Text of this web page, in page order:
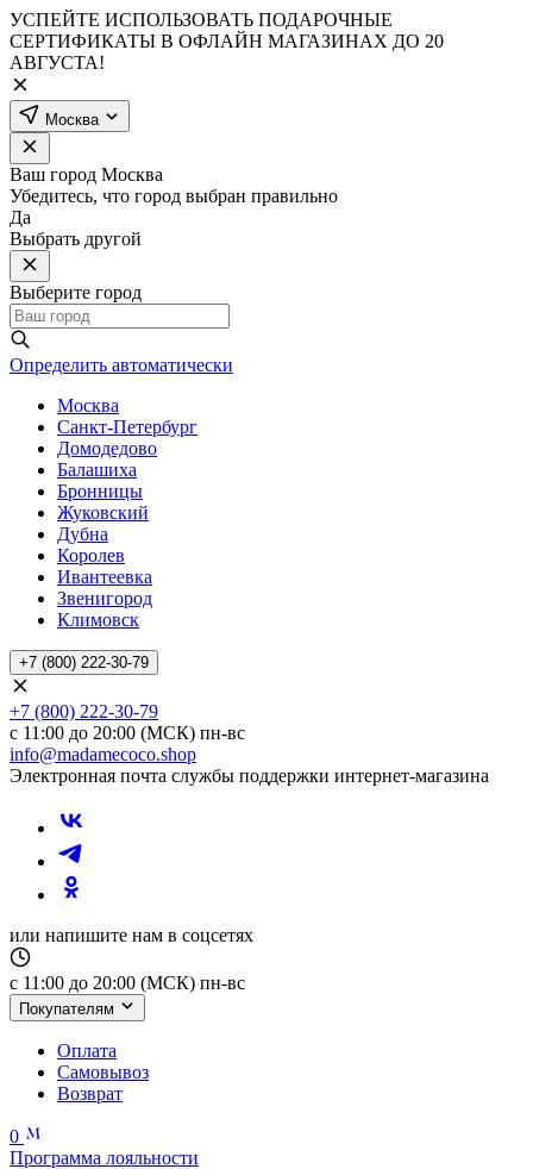
УСПЕЙТЕ ИСПОЛЬЗОВАТЬ ПОДАРОЧНЫЕ
СЕРТИФИКАТЫ В ОФЛАЙН МАГАЗИНАХ ДО 20
АВГУСТА!
Москва
Ваш город Москва
Убедитесь, что город выбран правильно
Да
Выбрать другой
Выберите город
Определить автоматически
Москва
Санкт-Петербург
Домодедово
Балашиха
Бронницы
Жуковский
Дубна
Королев
Ивантеевка
Звенигород
Климовск
+7 (800) 222-30-79
+7 (800) 222-30-79
с 11:00 до 20:00 (МСК) пн-вс
info@madamecoco.shop
Электронная почта службы поддержки интернет-магазина
или напишите нам в соцсетях
с 11:00 до 20:00 (МСК) пн-вс
Покупателям
Оплата
Самовывоз
Возврат
0
Программа лояльности